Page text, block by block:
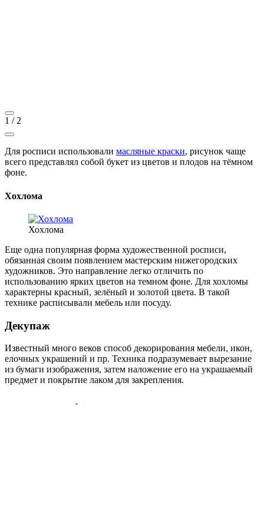
1 / 2
Для росписи использовали масляные краски, рисунок чаще
всего представлял собой букет из цветов и плодов на тёмном
фоне.
Хохлома
Хохлома
Еще одна популярная форма художественной росписи,
обязанная своим появлением мастерским нижегородских
художников. Это направление легко отличить по
использованию ярких цветов на темном фоне. Для хохломы
характерны красный, зелёный и золотой цвета. В такой
технике расписывали мебель или посуду.
Декупаж
Известный много веков способ декорирования мебели, икон,
елочных украшений и пр. Техника подразумевает вырезание
из бумаги изображения, затем наложение его на украшаемый
предмет и покрытие лаком для закрепления.